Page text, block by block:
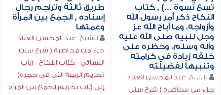
تسع نسوة ...) , كتاب
النكاح ذكر أمر رسول الله
وأزواجه، وما أباح الله عز
وجل لنبيه صلى الله عليه
وآله وسلم، وحظره على
خلقه زيادة في كرامته
وتنبيهاً لفضيلته
للشيخ: عبد المحسن العباد
جزء من محاضرة ( شرح سنن
طريق ثالثة وتراجم رجال
إسناده , الجمع بين المرأة
وعمتها
للشيخ: عبد المحسن العباد
جزء من محاضرة ( شرح سنن
النسائي - كتاب النكاح - (باب
تحريم الربيبة التي في حجره)
إلى (باب تحريم الجمع بين المرأة